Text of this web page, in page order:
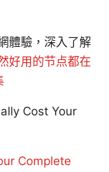
體驗，深入了解
好用的节点都在
Cost Your
Complete